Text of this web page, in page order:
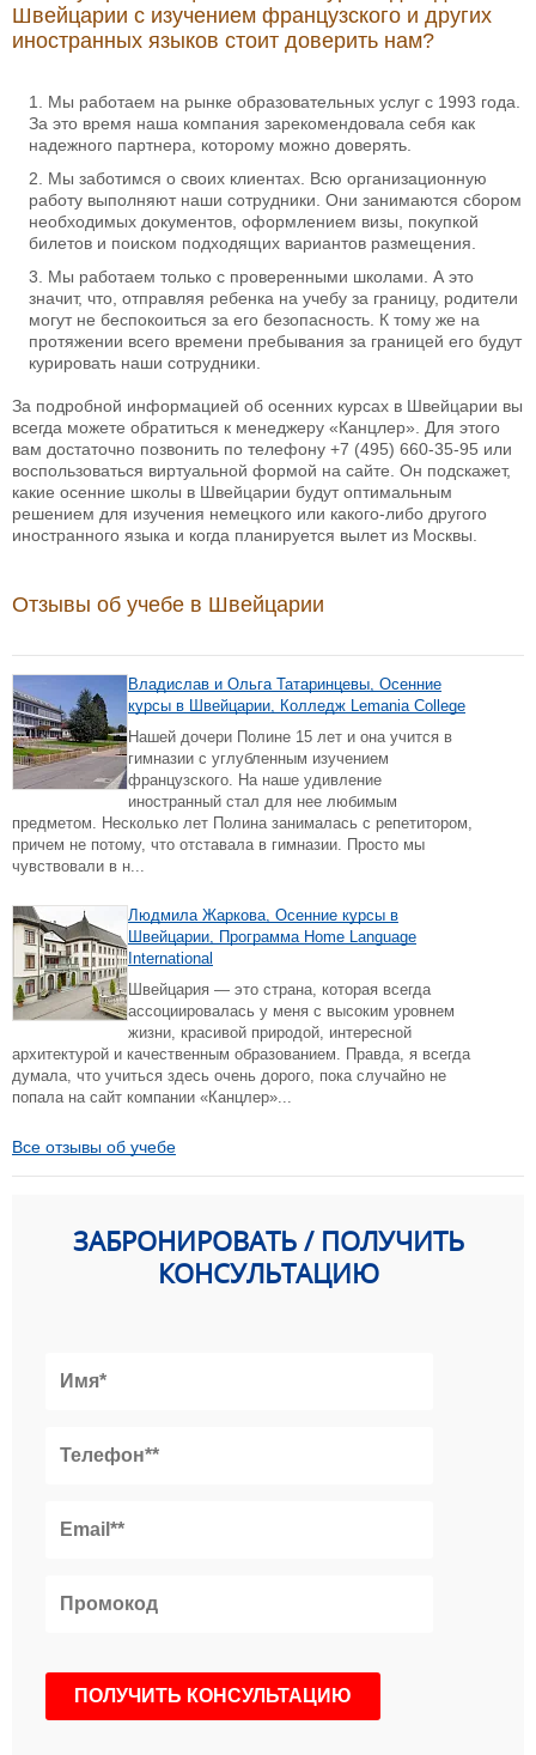
Швейцарии с изучением французского и других
иностранных языков стоит доверить нам?
Мы работаем на рынке образовательных услуг с 1993 года.
За это время наша компания зарекомендовала себя как
надежного партнера, которому можно доверять.
Мы заботимся о своих клиентах. Всю организационную
работу выполняют наши сотрудники. Они занимаются сбором
необходимых документов, оформлением визы, покупкой
билетов и поиском подходящих вариантов размещения.
Мы работаем только с проверенными школами. А это
значит, что, отправляя ребенка на учебу за границу, родители
могут не беспокоиться за его безопасность. К тому же на
протяжении всего времени пребывания за границей его будут
курировать наши сотрудники.
За подробной информацией об осенних курсах в Швейцарии вы
всегда можете обратиться к менеджеру «Канцлер». Для этого
вам достаточно позвонить по телефону +7 (495) 660-35-95 или
воспользоваться виртуальной формой на сайте. Он подскажет,
какие осенние школы в Швейцарии будут оптимальным
решением для изучения немецкого или какого-либо другого
иностранного языка и когда планируется вылет из Москвы.
Отзывы об учебе в Швейцарии
Владислав и Ольга Татаринцевы, Осенние
курсы в Швейцарии, Колледж Lemania College
Нашей дочери Полине 15 лет и она учится в
гимназии с углубленным изучением
французского. На наше удивление
иностранный стал для нее любимым
предметом. Несколько лет Полина занималась с репетитором,
причем не потому, что отставала в гимназии. Просто мы
чувствовали в н...
Людмила Жаркова, Осенние курсы в
Швейцарии, Программа Home Language
International
Швейцария — это страна, которая всегда
ассоциировалась у меня с высоким уровнем
жизни, красивой природой, интересной
архитектурой и качественным образованием. Правда, я всегда
думала, что учиться здесь очень дорого, пока случайно не
попала на сайт компании «Канцлер»...
Все отзывы об учебе
ЗАБРОНИРОВАТЬ / ПОЛУЧИТЬ
КОНСУЛЬТАЦИЮ